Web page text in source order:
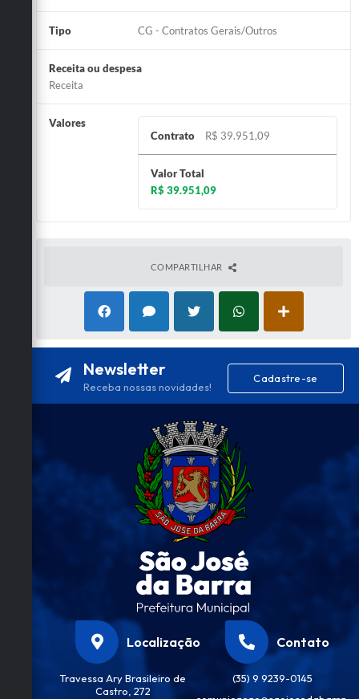
Tipo CG - Contratos Gerais/Outros
Receita ou despesa
Receita
Valores
Contrato
R$ 39.951,09
Valor Total
R$ 39.951,09
COMPARTILHAR
Newsletter
Receba nossas novidades!
Cadastre-se
Localização
Travessa Ary Brasileiro de
Castro, 272
Contato
(35) 9 9239-0145